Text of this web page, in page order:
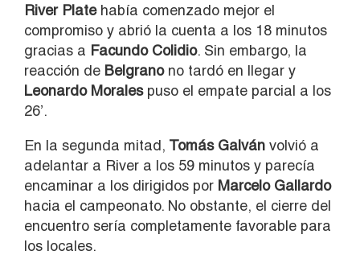
River Platehabía comenzado mejor el
compromiso y abrió la cuenta a los 18 minutos
gracias a Facundo Colidio. Sin embargo, la
reacción de Belgranono tardó en llegar y
Leonardo Moralespuso el empate parcial a los
26’.
En la segunda mitad, Tomás Galván volvió a
adelantar a River a los 59 minutos y parecía
encaminar a los dirigidos por Marcelo Gallardo
hacia el campeonato. No obstante, el cierre del
encuentro sería completamente favorable para
los locales.